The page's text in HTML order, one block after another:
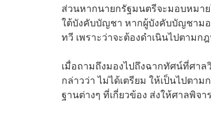
ส่วนหากนายกรัฐมนตรีจะมอบหมา
ใต้บังคับบัญชา หากผู้บังคับบัญชาม
ทวี เพราะว่าจะต้องดำเนินไปตาม
เมื่อถามถึงมองไปถึงฉากทัศน์ที่ศา
กล่าวว่า ไม่ได้เตรียม ให้เป็นไปต
ฐานต่างๆ ที่เกี่ยวข้อง ส่งให้ศาลพิจ